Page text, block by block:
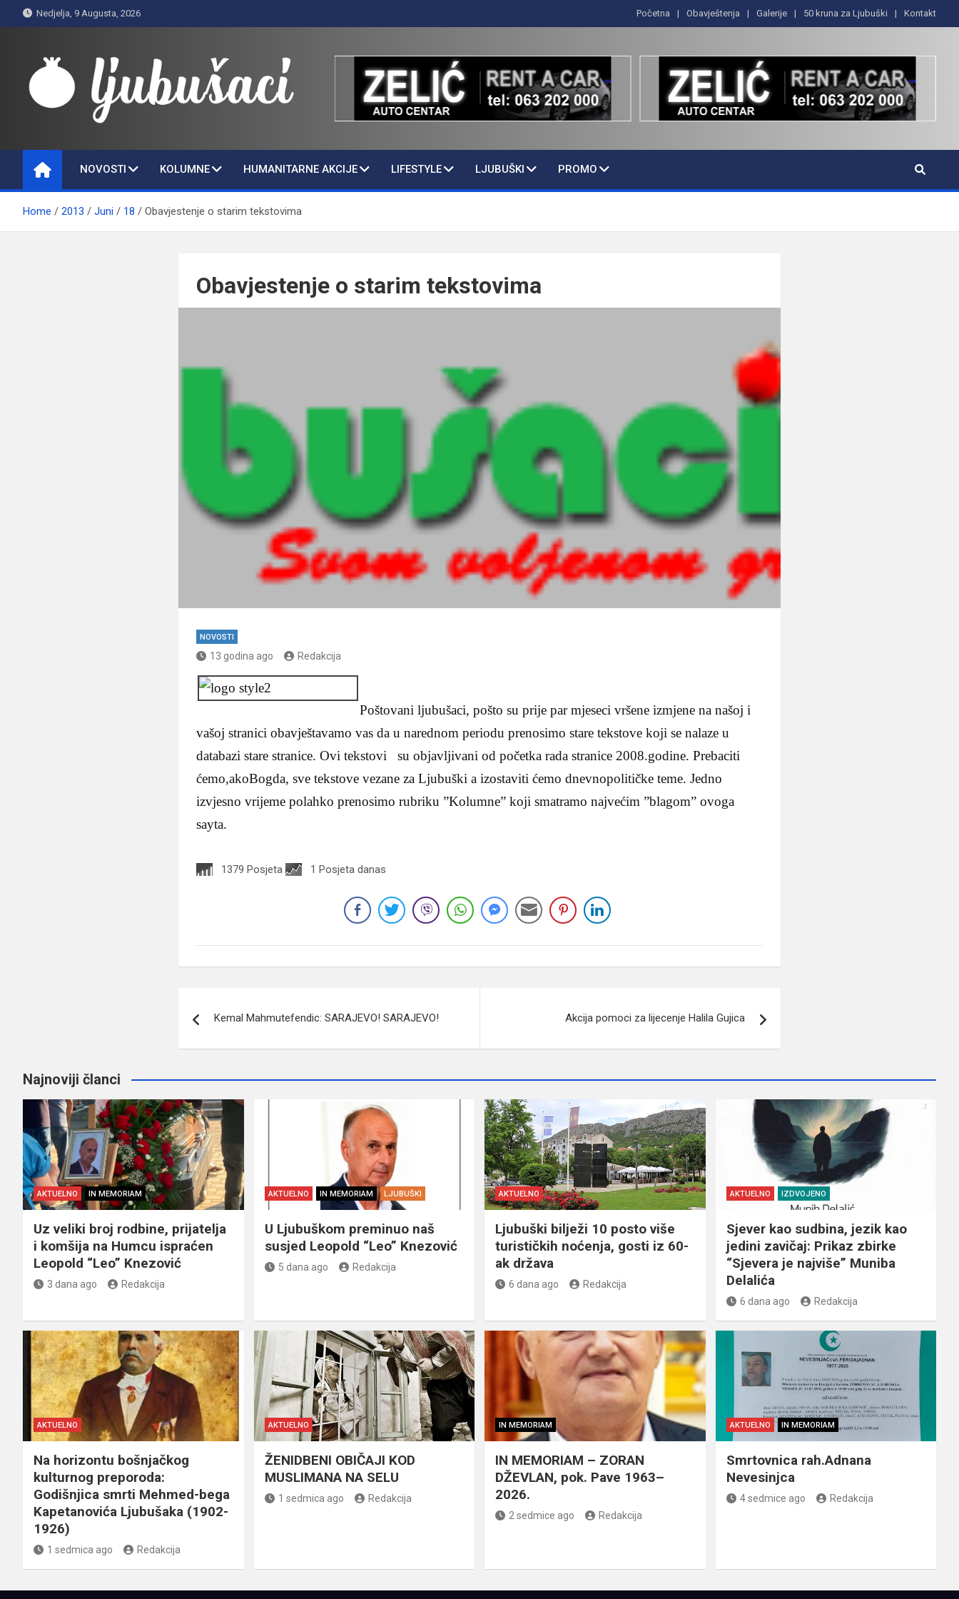
to
Nedjelja, 9 Augusta, 2026 Početna Obavještenja Galerije 50 kruna za Ljubuški Kontakt
Ljubušaci
NOVOSTI KOLUMNE HUMANITARNE AKCIJE LIFESTYLE LJUBUŠKI PROMO
Home 2013 Juni 18 Obavjestenje o starim tekstovima
Obavjestenje o starim tekstovima
NOVOSTI
13 godina ago Redakcija
Poštovani ljubušaci, pošto su prije par mjeseci vršene izmjene na našoj i
vašoj stranici obavještavamo vas da u narednom periodu prenosimo stare tekstove koji se nalaze u
databazi stare stranice. Ovi tekstovi su objavljivani od početka rada stranice 2008.godine. Prebaciti
ćemo,akoBogda, sve tekstove vezane za Ljubuški a izostaviti ćemo dnevnopolitičke teme. Jedno
izvjesno vrijeme polahko prenosimo rubriku ”Kolumne” koji smatramo najvećim ”blagom” ovoga
sayta.
1379 Posjeta 1 Posjeta danas
članaka
Kemal Mahmutefendic: SARAJEVO! SARAJEVO! Akcija pomoci za lijecenje Halila Gujica
Najnoviji članci
AKTUELNO IN MEMORIAM
Uz veliki broj rodbine, prijatelja
i komšija na Humcu ispraćen
Leopold “Leo” Knezović
3 dana ago Redakcija
AKTUELNO IN MEMORIAM LJUBUŠKI
U Ljubuškom preminuo naš
susjed Leopold “Leo” Knezović
5 dana ago Redakcija
AKTUELNO
Ljubuški bilježi 10 posto više
turističkih noćenja, gosti iz 60-
ak država
6 dana ago Redakcija
AKTUELNO IZDVOJENO
Sjever kao sudbina, jezik kao
jedini zavičaj: Prikaz zbirke
“Sjevera je najviše” Muniba
Delalića
6 dana ago Redakcija
AKTUELNO
Na horizontu bošnjačkog
kulturnog preporoda:
Godišnjica smrti Mehmed-bega
Kapetanovića Ljubušaka (1902-
1926)
1 sedmica ago Redakcija
AKTUELNO
ŽENIDBENI OBIČAJI KOD
MUSLIMANA NA SELU
1 sedmica ago Redakcija
IN MEMORIAM
IN MEMORIAM – ZORAN
DŽEVLAN, pok. Pave 1963–
2026.
2 sedmice ago Redakcija
AKTUELNO IN MEMORIAM
Smrtovnica rah.Adnana
Nevesinjca
4 sedmice ago Redakcija